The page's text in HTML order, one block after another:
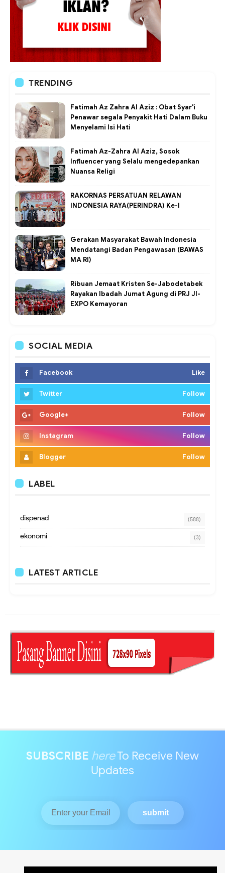
TRENDING
Fatimah Az Zahra Al Aziz : Obat Syar'i
Penawar segala Penyakit Hati Dalam Buku
Menyelami Isi Hati
Fatimah Az-Zahra Al Aziz, Sosok
Influencer yang Selalu mengedepankan
Nuansa Religi
RAKORNAS PERSATUAN RELAWAN
INDONESIA RAYA(PERINDRA) Ke-I
Gerakan Masyarakat Bawah Indonesia
Mendatangi Badan Pengawasan (BAWAS
MA RI)
Ribuan Jemaat Kristen Se-Jabodetabek
Rayakan Ibadah Jumat Agung di PRJ JI-
EXPO Kemayoran
SOCIAL MEDIA
Facebook Like
Twitter Follow
Google+ Follow
Instagram Follow
Blogger Follow
LABEL
dispenad (588)
ekonomi (3)
LATEST ARTICLE
SUBSCRIBE hereTo Receive New
Updates